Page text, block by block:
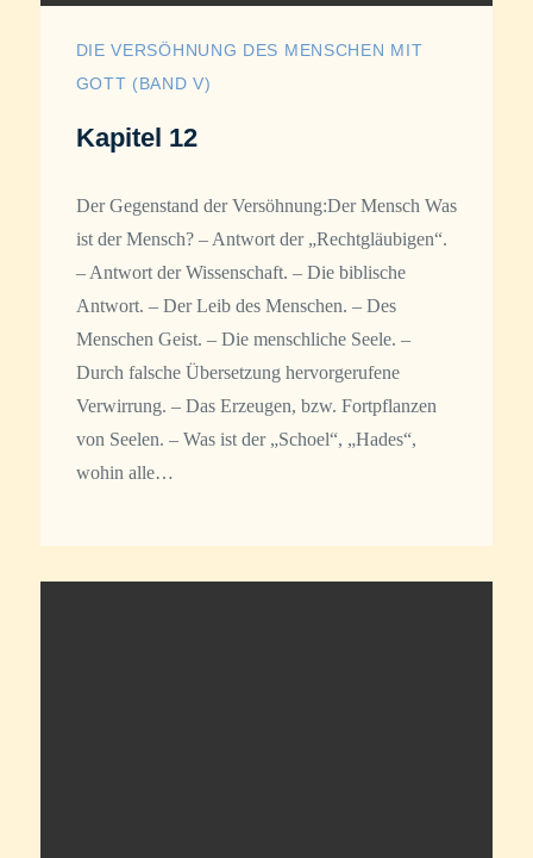
DIE VERSÖHNUNG DES MENSCHEN MIT
GOTT (BAND V)
Kapitel 12
Der Gegenstand der Versöhnung:Der Mensch Was
ist der Mensch? – Antwort der „Rechtgläubigen“.
– Antwort der Wissenschaft. – Die biblische
Antwort. – Der Leib des Menschen. – Des
Menschen Geist. – Die menschliche Seele. –
Durch falsche Übersetzung hervorgerufene
Verwirrung. – Das Erzeugen, bzw. Fortpflanzen
von Seelen. – Was ist der „Schoel“, „Hades“,
wohin alle…